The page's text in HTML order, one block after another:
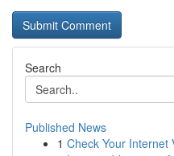
Search
Published News
1 Check Your Internet